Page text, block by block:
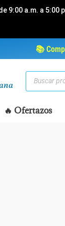
9:00 a.m. a 5:00
📚
Búsqueda
productos
🔥 Ofertazos